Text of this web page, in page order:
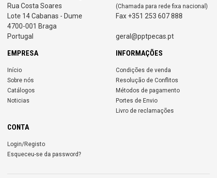
Rua Costa Soares
Lote 14 Cabanas - Dume
4700-001 Braga
Portugal
(Chamada para rede fixa nacional)
Fax +351 253 607 888
geral@pptpecas.pt
EMPRESA
Início
Sobre nós
Catálogos
Noticias
INFORMAÇÕES
Condições de venda
Resolução de Conflitos
Métodos de pagamento
Portes de Envio
Livro de reclamações
CONTA
Login/Registo
Esqueceu-se da password?